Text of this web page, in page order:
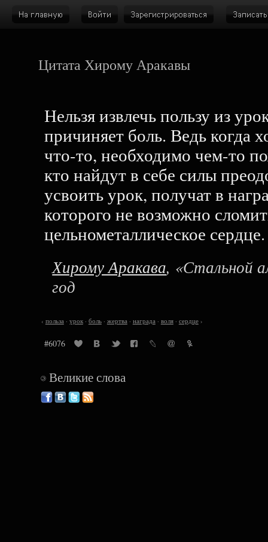
Цитата Хирому Аракавы
Нельзя извлечь пользу из
причиняет боль. Ведь когда
что-то, необходимо чем-то
кто найдут в себе силы
усвоить урок, получат в
которого не возможно
цельнометаллическое сердце.
Хирому Аракава, «Стальной
год
‹ польза· урок· боль· жертва· награда· воля· сердце›
#6076
©Великие слова